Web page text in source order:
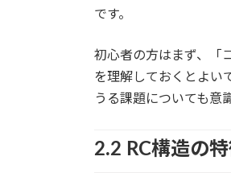
です。
初心者の方はまず、「
を理解しておくとよい
うる課題についても意
2.2 RC構造の